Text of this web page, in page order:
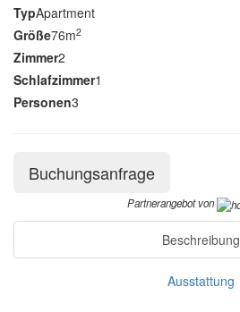
TypApartment
Größe76m2
Zimmer2
Schlafzimmer1
Personen3
Buchungsanfrage
Partnerangebot von
Beschreibung
Ausstattung